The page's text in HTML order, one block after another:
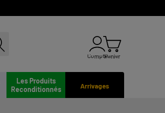
ComptePanier
Arrivages
Les Produits
Reconditionnés